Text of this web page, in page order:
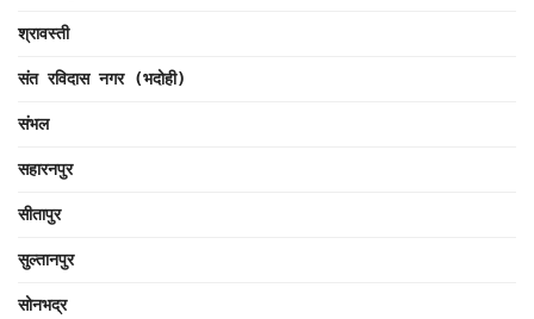
श्रावस्ती
संत रविदास नगर (भदोही)
संभल
सहारनपुर
सीतापुर
सुल्तानपुर
सोनभद्र